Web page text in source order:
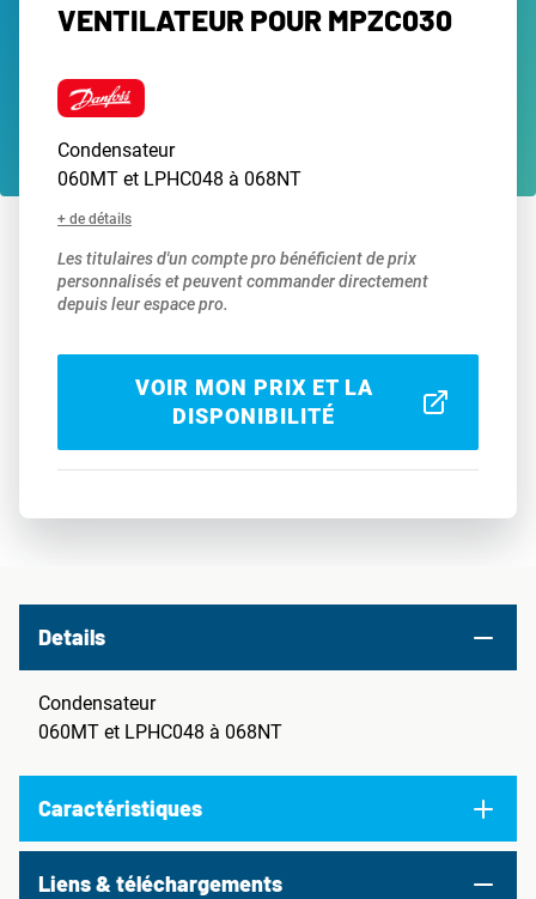
VENTILATEUR POUR MPZC030
Condensateur
060MT et LPHC048 à 068NT
+ de détails
Les titulaires d'un compte pro bénéficient de prix
personnalisés et peuvent commander directement
depuis leur espace pro.
VOIR MON PRIX ET LA
DISPONIBILITÉ
Details
Condensateur
060MT et LPHC048 à 068NT
Caractéristiques
Liens & téléchargements